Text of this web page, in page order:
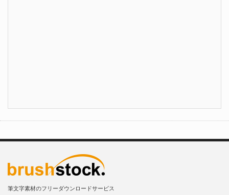
筆文字素材のフリーダウンロードサービス